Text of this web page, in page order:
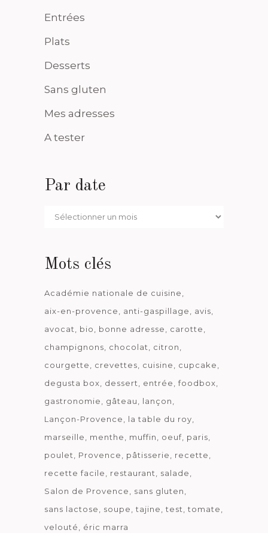
Entrées
Plats
Desserts
Sans gluten
Mes adresses
A tester
Par date
Par
Mots clés
Académie nationale de cuisine
aix-en-provence
anti-gaspillage
avis
avocat
bio bonne adresse
carotte
champignons
chocolat
citron
courgette
crevettes cuisine
cupcake
degusta box
dessert entrée
foodbox
gastronomie
gâteau
lançon
Lançon-Provence
la table du roy
marseille
menthe muffin oeuf paris
poulet
Provence pâtisserie
recette
recette facile
restaurant
salade
Salon de Provence
sans gluten
sans lactose
soupe tajine test
tomate
velouté
éric marra